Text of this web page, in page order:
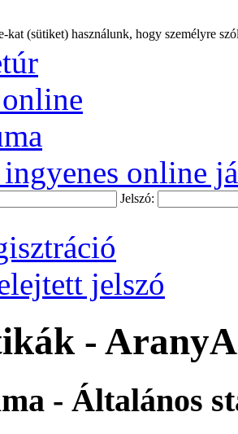
kat (sütiket) használunk, hogy személyre
online
Jelszó:
jelszó
-
- Általános